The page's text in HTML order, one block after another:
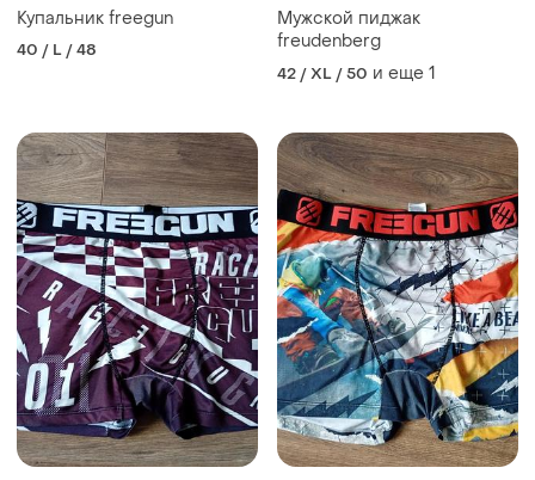
Купальник freegun
40 / L / 48
Мужской пиджак
freudenberg
42 / XL / 50 и еще 1